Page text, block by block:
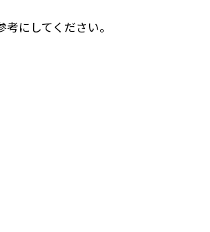
にしてください。